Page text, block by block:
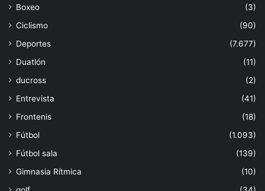
Boxeo
(3)
Ciclismo
(90)
Deportes
(7.677)
Duatlón
(11)
ducross
(2)
Entrevista
(41)
Frontenis
(18)
Fútbol
(1.093)
Fútbol sala
(139)
Gimnasia Rítmica
(10)